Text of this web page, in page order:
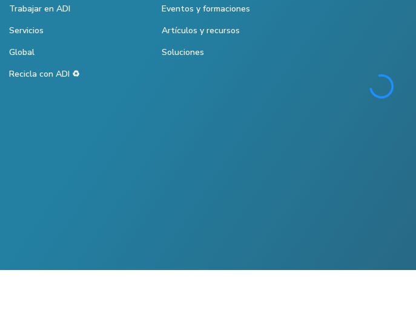
Trabajar en ADI
Servicios
Global
Recicla con ADI ♻️
Eventos y formaciones
Artículos y recursos
Soluciones